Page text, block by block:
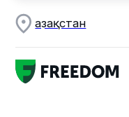
Қ азақстан